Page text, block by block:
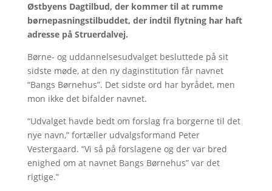
Østbyens Dagtilbud, der kommer til at rumme
børnepasningstilbuddet, der indtil flytning har haft
adresse på Struerdalvej.
Børne- og uddannelsesudvalget besluttede på sit
sidste møde, at den ny daginstitution får navnet
“Bangs Børnehus”. Det sidste ord har byrådet, men
mon ikke det bifalder navnet.
“Udvalget havde bedt om forslag fra borgerne til det
nye navn,” fortæller udvalgsformand Peter
Vestergaard. “Vi så på forslagene og der var bred
enighed om at navnet Bangs Børnehus” var det
rigtige.”